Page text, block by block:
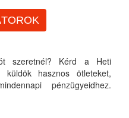
szeretnél? Kérd a Heti
küldök hasznos ötleteket,
pénzügyeidhez.